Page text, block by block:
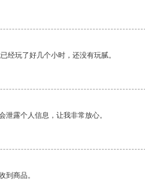
经玩了好几个小时，还没有玩腻。
露个人信息，让我非常放心。
到商品。